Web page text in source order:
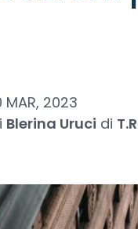
MAR, 2023
Blerina Uruci di